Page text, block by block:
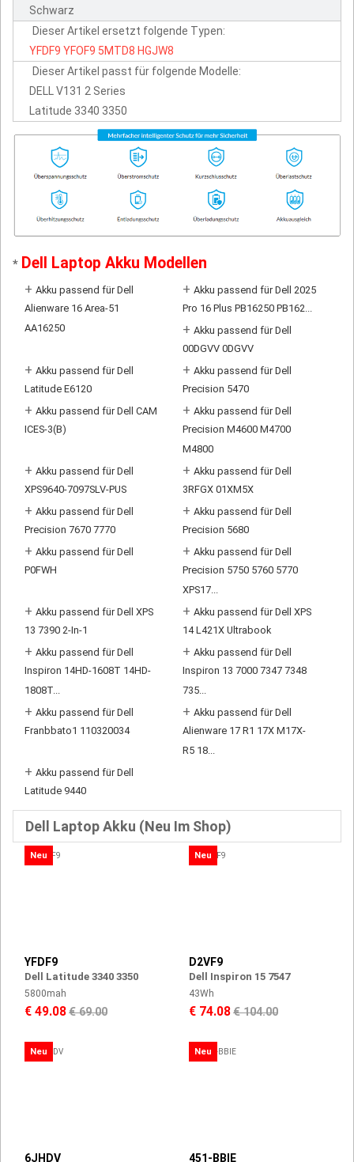
Schwarz
Dieser Artikel ersetzt folgende Typen:
YFDF9 YFOF9 5MTD8 HGJW8
Dieser Artikel passt für folgende Modelle:
DELL V131 2 Series
Latitude 3340 3350
* Dell Laptop Akku Modellen
+ Akku passend für Dell
Alienware 16 Area-51
AA16250
+ Akku passend für Dell 2025
Pro 16 Plus PB16250 PB162...
+ Akku passend für Dell
00DGVV 0DGVV
+ Akku passend für Dell
Latitude E6120
+ Akku passend für Dell
Precision 5470
+ Akku passend für Dell CAM
ICES-3(B)
+ Akku passend für Dell
Precision M4600 M4700
M4800
+ Akku passend für Dell
XPS9640-7097SLV-PUS
+ Akku passend für Dell
3RFGX 01XM5X
+ Akku passend für Dell
Precision 7670 7770
+ Akku passend für Dell
Precision 5680
+ Akku passend für Dell
P0FWH
+ Akku passend für Dell
Precision 5750 5760 5770
XPS17...
+ Akku passend für Dell XPS
13 7390 2-In-1
+ Akku passend für Dell XPS
14 L421X Ultrabook
+ Akku passend für Dell
Inspiron 14HD-1608T 14HD-
1808T...
+ Akku passend für Dell
Inspiron 13 7000 7347 7348
735...
+ Akku passend für Dell
Franbbato1 110320034
+ Akku passend für Dell
Alienware 17 R1 17X M17X-
R5 18...
+ Akku passend für Dell
Latitude 9440
Dell Laptop Akku (Neu Im Shop)
Neu
YFDF9
Dell Latitude 3340 3350
5800mah
€ 49.08€ 69.00
Neu
D2VF9
Dell Inspiron 15 7547
43Wh
€ 74.08€ 104.00
Neu
6JHDV
Neu
451-BBIE